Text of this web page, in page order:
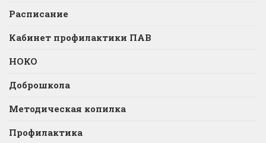
Расписание
Кабинет профилактики ПАВ
НОКО
Доброшкола
Методическая копилка
Профилактика